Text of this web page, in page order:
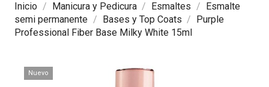
Inicio Manicura y Pedicura Esmaltes
Esmalte
semi permanente
Bases y Top Coats
Purple
Professional Fiber Base Milky White 15ml
Nuevo